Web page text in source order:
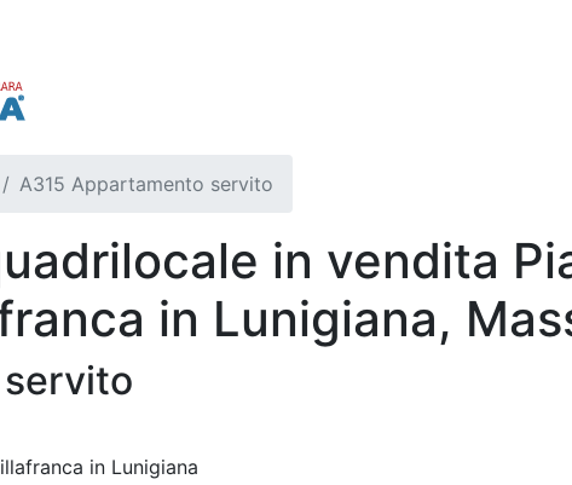
A315 Appartamento servito
in vendita
in Lunigiana,
in Lunigiana